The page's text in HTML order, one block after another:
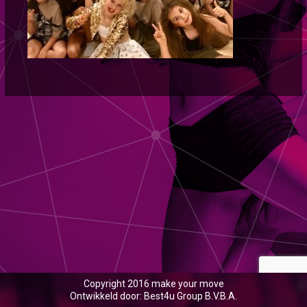
Copyright 2016 make your move
Ontwikkeld door: Best4u Group B.V.B.A.